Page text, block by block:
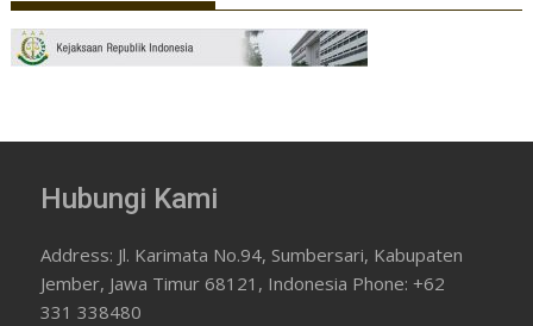
Hubungi Kami
Address: Jl. Karimata No.94, Sumbersari, Kabupaten
Jember, Jawa Timur 68121, Indonesia Phone: +62
331 338480